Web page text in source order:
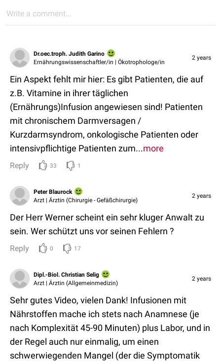
Write a comment...
Dr.oec.troph. Judith Garino
Ernährungswissenschaftler/in | Ökotrophologe/in
2 years
Ein Aspekt fehlt mir hier: Es gibt Patienten, die auf
z.B. Vitamine in ihrer täglichen
(Ernährungs)Infusion angewiesen sind! Patienten
mit chronischem Darmversagen /
Kurzdarmsyndrom, onkologische Patienten oder
intensivpflichtige Patienten zum...more
Reply 33 1
Peter Blaurock
Arzt | Ärztin (Chirurgie - Gefäßchirurgie)
2 years
Der Herr Werner scheint ein sehr kluger Anwalt zu
sein. Wer schützt uns vor seinen Fehlern ?
Reply 0 17
Dipl.-Biol. Christian Selig
Arzt | Ärztin (Allgemeinmedizin)
2 years
Sehr gutes Video, vielen Dank! Infusionen mit
Nährstoffen mache ich stets nach Anamnese (je
nach Komplexität 45-90 Minuten) plus Labor, und in
der Regel auch nur einmalig, um einen
schwerwiegenden Mangel (der die Symptomatik